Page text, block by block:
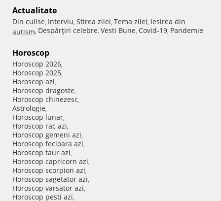
Actualitate
Din culise, Interviu, Stirea zilei, Tema zilei, Iesirea din
autism, Despărţiri celebre, Vesti Bune, Covid-19, Pandemie
Horoscop
Horoscop 2026,
Horoscop 2025,
Horoscop azi,
Horoscop dragoste,
Horoscop chinezesc,
Astrologie,
Horoscop lunar,
Horoscop rac azi,
Horoscop gemeni azi,
Horoscop fecioara azi,
Horoscop taur azi,
Horoscop capricorn azi,
Horoscop scorpion azi,
Horoscop sagetator azi,
Horoscop varsator azi,
Horoscop pesti azi,